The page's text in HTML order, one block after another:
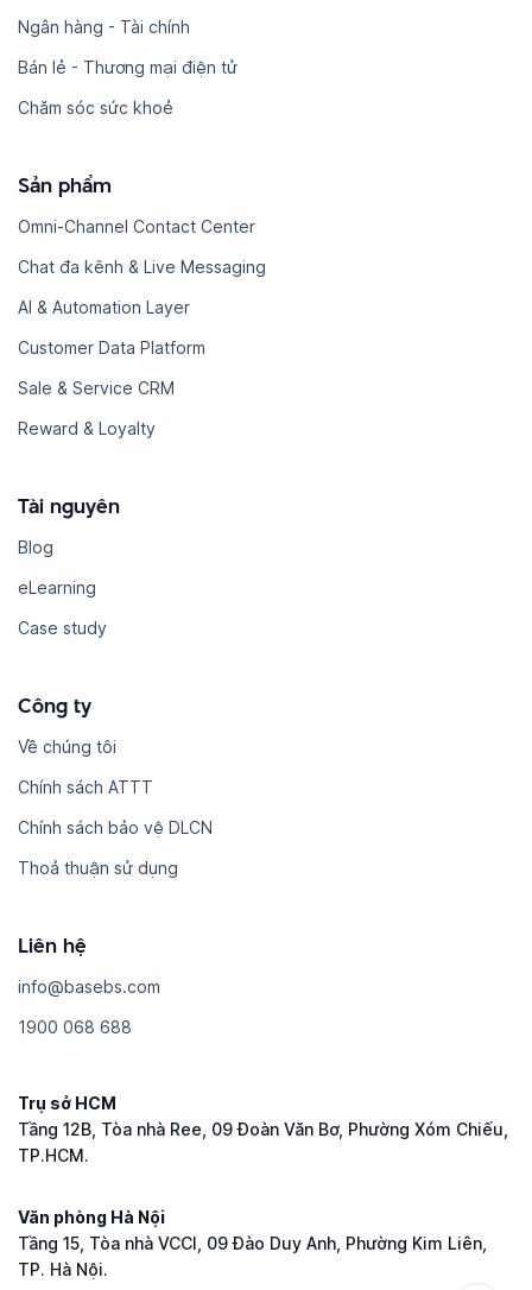
Ngân hàng - Tài chính
Bán lẻ - Thương mại điện tử
Chăm sóc sức khoẻ
Sản phẩm
Omni-Channel Contact Center
Chat đa kênh & Live Messaging
AI & Automation Layer
Customer Data Platform
Sale & Service CRM
Reward & Loyalty
Tài nguyên
Blog
eLearning
Case study
Công ty
Về chúng tôi
Chính sách ATTT
Chính sách bảo vệ DLCN
Thoả thuận sử dụng
Liên hệ
i​n​f​o​@​b​a​s​e​b​s​.​c​o​m
1​9​0​0​ ​0​6​8​ ​6​8​8
Trụ sở HCM
Tầng 12B, Tòa nhà Ree, 09 Đoàn Văn Bơ, Phường Xóm Chiếu,
TP.HCM.
Văn phòng Hà Nội
Tầng 15, Tòa nhà VCCI, 09 Đào Duy Anh, Phường Kim Liên,
TP. Hà Nội.